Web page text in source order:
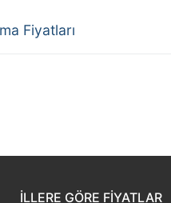
Fiyatları
İLLERE GÖRE FIYATLAR